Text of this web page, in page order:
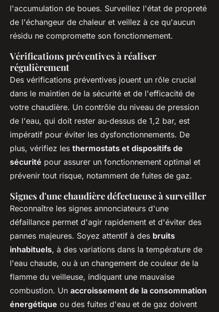
l'accumulation de boues. Surveillez l'état de propreté
de l'échangeur de chaleur et veillez à ce qu'aucun
résidu ne compromette son fonctionnement.
Vérifications préventives à réaliser
régulièrement
Des vérifications préventives jouent un rôle crucial
dans le maintien de la sécurité et de l'efficacité de
votre chaudière. Un contrôle du niveau de pression
de l'eau, qui doit rester au-dessus de 1,2 bar, est
impératif pour éviter les dysfonctionnements. De
plus, vérifiez les thermostats et dispositifs de
sécurité pour assurer un fonctionnement optimal et
prévenir tout risque, notamment de fuites de gaz.
Signes d'une chaudière défectueuse à surveiller
Reconnaître les signes annonciateurs d'une
défaillance permet d'agir rapidement et d'éviter des
pannes majeures. Soyez attentif à des bruits
inhabituels, à des variations dans la température de
l'eau chaude, ou à un changement de couleur de la
flamme du veilleuse, indiquant une mauvaise
combustion. Un accroissement de la consommation
énergétique ou des fuites d'eau et de gaz doivent